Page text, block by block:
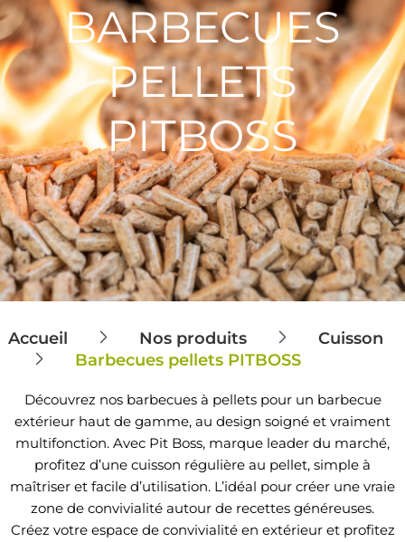
BARBECUES
PELLETS
PITBOSS
Accueil Nos produits
Cuisson
Barbecues pellets PITBOSS
Découvrez nos barbecues à pellets pour un barbecue
extérieur haut de gamme, au design soigné et vraiment
multifonction. Avec Pit Boss, marque leader du marché,
profitez d’une cuisson régulière au pellet, simple à
maîtriser et facile d’utilisation. L’idéal pour créer une vraie
zone de convivialité autour de recettes généreuses.
Créez votre espace de convivialité en extérieur et profitez